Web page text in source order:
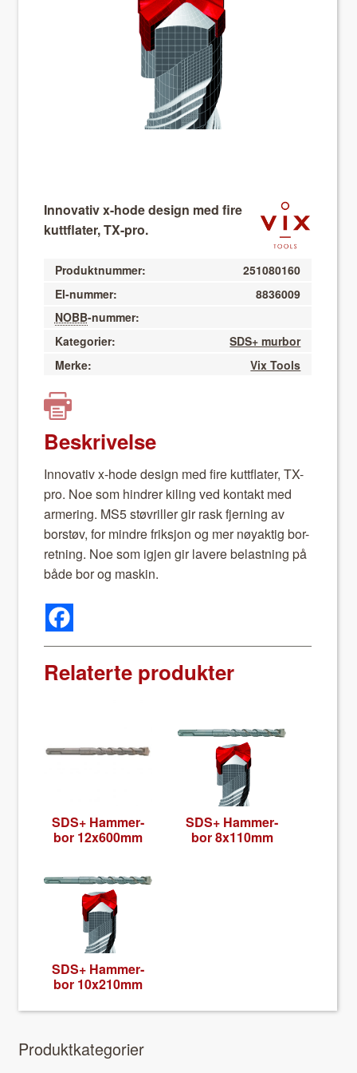
About VIX
Innovativ x-hode design med fire
kuttflater, TX-pro.
Produktnummer:
251080160
El-nummer:
8836009
NOBB-nummer:
Kategorier:
SDS+ murbor
Merke:
Vix Tools
Beskrivelse
Inno­v­a­tiv x-hode design med fire kut­tflater, TX-
pro. Noe som hin­dr­er kil­ing ved kon­takt med
armer­ing. MS5 støvriller gir rask fjern­ing av
borstøv, for min­dre frik­sjon og mer nøyak­tig bor-
ret­ning. Noe som igjen gir lavere belast­ning på
både bor og maskin.
Relaterte produkter
SDS+ Ham­mer­
bor 12x600mm
SDS+ Ham­mer­
bor 8x110mm
SDS+ Ham­mer­
bor 10x210mm
Pro­duk­tkat­e­gori­er